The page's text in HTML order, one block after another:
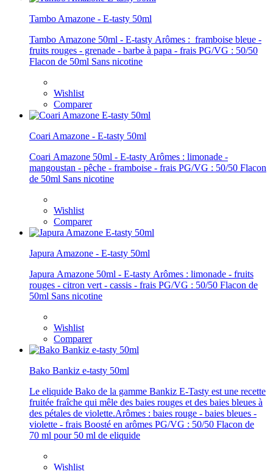
Tambo Amazone - E-tasty 50ml
Tambo Amazone 50ml - E-tasty Arômes : framboise bleue -
fruits rouges - grenade - barbe à papa - frais PG/VG : 50/50
Flacon de 50ml Sans nicotine
Wishlist
Comparer
Coari Amazone - E-tasty 50ml
Coari Amazone 50ml - E-tasty Arômes : limonade -
mangoustan - pêche - framboise - frais PG/VG : 50/50 Flacon
de 50ml Sans nicotine
Wishlist
Comparer
Japura Amazone - E-tasty 50ml
Japura Amazone 50ml - E-tasty Arômes : limonade - fruits
rouges - citron vert - cassis - frais PG/VG : 50/50 Flacon de
50ml Sans nicotine
Wishlist
Comparer
Bako Bankiz e-tasty 50ml
Le eliquide Bako de la gamme Bankiz E-Tasty est une recette
fruitée fraîche qui mêle des baies rouges et des baies bleues à
des pétales de violette.Arômes : baies rouge - baies bleues -
violette - frais Boosté en arômes PG/VG : 50/50 Flacon de
70 ml pour 50 ml de eliquide
Wishlist